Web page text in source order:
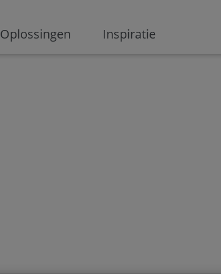
Oplossingen Inspiratie